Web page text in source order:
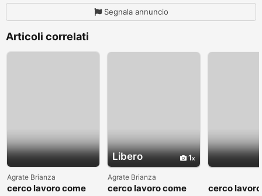
Segnala annuncio
Articoli correlati
Agrate Brianza
cerco lavoro come
Libero 1
Agrate Brianza
cerco lavoro come
cerco